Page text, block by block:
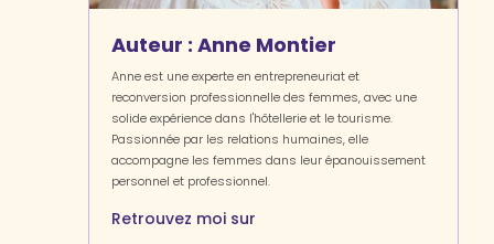
Auteur :Anne Montier
Anne est une experte en entrepreneuriat et
reconversion professionnelle des femmes, avec une
solide expérience dans l'hôtellerie et le tourisme.
Passionnée par les relations humaines, elle
accompagne les femmes dans leur épanouissement
personnel et professionnel.
Retrouvez moi sur